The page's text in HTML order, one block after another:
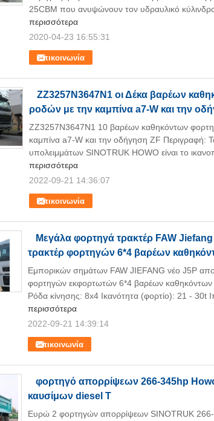
Επικοινωνία
25CBM που ανυψώνουν τον υδραυλικό κύλινδρο
περισσότερα
2020-04-23 16:55:31
ZZ3257N3647N1 οι Δέκα βαρέων
ροδών με την καμπίνα a7-W και την
Επικοινωνία
ZZ3257N3647N1 10 βαρέων καθηκόντων
καμπίνα a7-W και την οδήγηση ZF Περιγραφή:
υπολειμμάτων SINOTRUK HOWO είναι το
περισσότερα
2022-09-21 14:36:07
Μεγάλα φορτηγά τρακτέρ FAW Jiefang
τρακτέρ φορτηγών 6*4 βαρέων
Επικοινωνία
Εμπορικών σημάτων FAW JIEFANG νέο J5P
φορτηγών εκφορτωτών 6*4 βαρέων καθηκόντων
Ρόδα κίνησης: 8x4 Ικανότητα (φορτίο): 21 - 30t
περισσότερα
2022-09-21 14:39:14
φορτηγό απορρίψεων 266-345hp
καυσίμων diesel Τ
Ευρώ 2 φορτηγών απορρίψεων SINOTRUK